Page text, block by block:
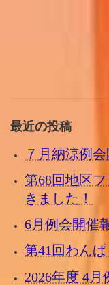
最近の投稿
７月納涼例
第68回地区
きました！
6月例会開催
第41回わん
2026年度 4